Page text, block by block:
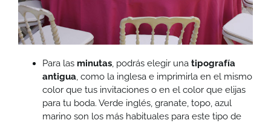
Para las minutas, podrás elegir una tipografía
antigua, como la inglesa e imprimirla en el mismo
color que tus invitaciones o en el color que elijas
para tu boda. Verde inglés, granate, topo, azul
marino son los más habituales para este tipo de